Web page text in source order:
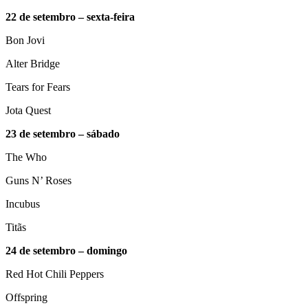
22 de setembro – sexta-feira
Bon Jovi
Alter Bridge
Tears for Fears
Jota Quest
23 de setembro – sábado
The Who
Guns N’ Roses
Incubus
Titãs
24 de setembro – domingo
Red Hot Chili Peppers
Offspring